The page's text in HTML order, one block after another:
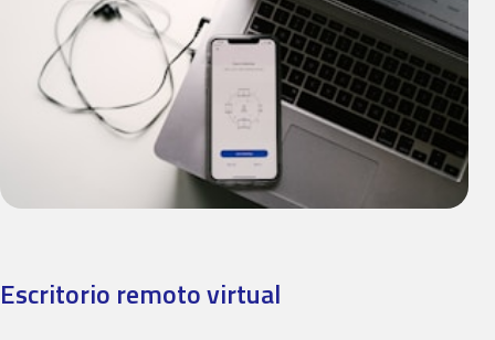
Escritorio remoto virtual